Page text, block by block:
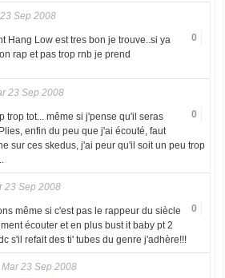
Sep 2008
0
Hang Low est tres bon je trouve..si ya
rap et pas trop rnb je prend
23 Sep 2008
0
trop tot... même si j'pense qu'il seras
enfin du peu que j'ai écouté, faut
sur ces skedus, j'ai peur qu'il soit un peu trop
23 Sep 2008
0
même si c'est pas le rappeur du siècle
écouter et en plus bust it baby pt 2
s'il refait des ti' tubes du genre j'adhère!!!
Mar 23 Sep 2008